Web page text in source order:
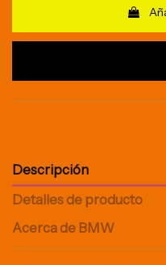
Descripción
Detalles de producto
Acerca de BMW